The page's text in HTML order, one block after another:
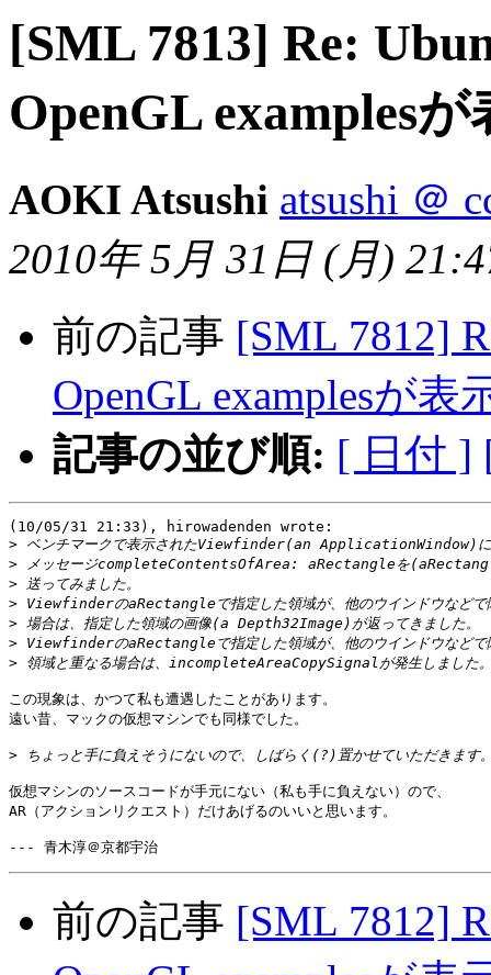
[SML 7813] Re:
OpenGL examples
AOKI Atsushi atsushi ＠
2010年 5月 31日 (月)
前の記事 [SML 7812]
OpenGL examplesが
記事の並び順: [ 日付 ]
(10/05/31 21:33), hirowadenden wrote:
>
>
>
>
>
>
>
この現象は、かつて私も遭遇したことがあります。
遠い昔、マックの仮想マシンでも同様でした。
>
仮想マシンのソースコードが手元にない（私も手に負えない）ので、
AR（アクションリクエスト）だけあげるのいいと思います。
前の記事 [SML 7812]